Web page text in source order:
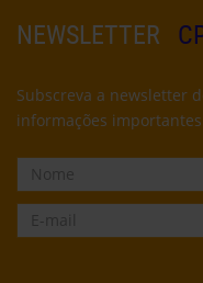
NEWSLETTER
Subscreva a newsletter
informações importantes